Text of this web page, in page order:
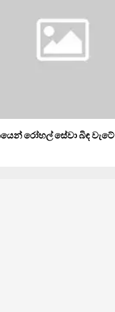
රෝහල් සේවා බිඳ වැටේ